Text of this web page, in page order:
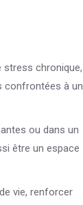
stress chronique,
confrontées à un
ou dans un
être un espace
vie, renforcer